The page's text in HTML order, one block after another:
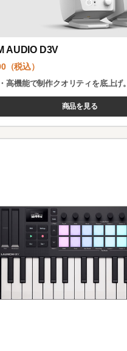
AUDIO D3V
（税込）
高機能で制作クオリティを底上げ。
商品を見る